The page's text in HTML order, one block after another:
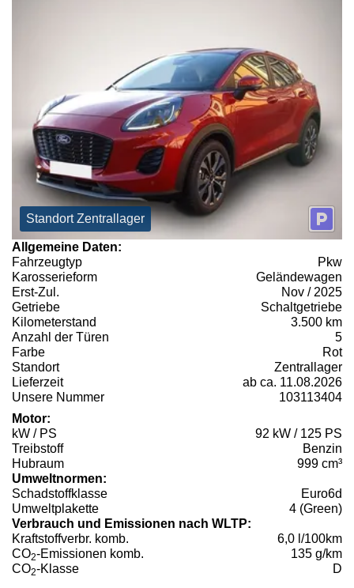
Standort Zentrallager
Allgemeine Daten:
Fahrzeugtyp
Pkw
Karosserieform
Geländewagen
Erst-Zul.
Nov / 2025
Getriebe
Schaltgetriebe
Kilometerstand
3.500 km
Anzahl der Türen
5
Farbe
Rot
Standort
Zentrallager
Lieferzeit
ab ca. 11.08.2026
Unsere Nummer
103113404
Motor:
kW / PS
92 kW / 125 PS
Treibstoff
Benzin
Hubraum
999 cm³
Umweltnormen:
Schadstoffklasse
Euro6d
Umweltplakette
4 (Green)
Verbrauch und Emissionen nach WLTP:
Kraftstoffverbr. komb.
6,0 l/100km
CO2-Emissionen komb.
135 g/km
CO2-Klasse D